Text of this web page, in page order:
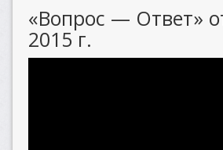
«Вопрос — Ответ»
2015 г.